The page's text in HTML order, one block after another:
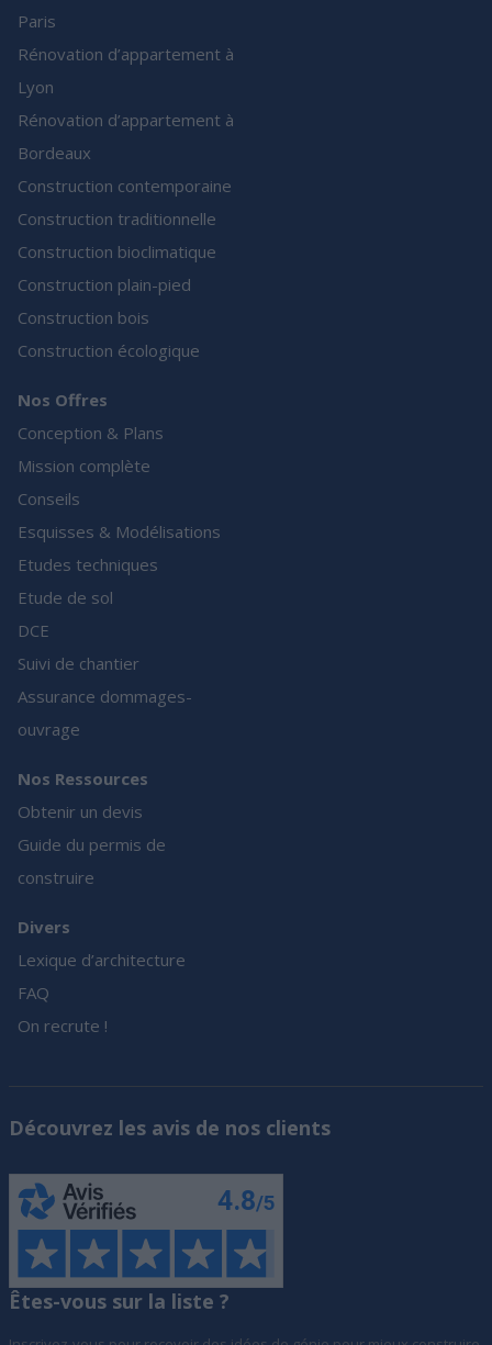
Paris
Rénovation d’appartement à
Lyon
Rénovation d’appartement à
Bordeaux
Construction contemporaine
Construction traditionnelle
Construction bioclimatique
Construction plain-pied
Construction bois
Construction écologique
Nos Offres
Conception & Plans
Mission complète
Conseils
Esquisses & Modélisations
Etudes techniques
Etude de sol
DCE
Suivi de chantier
Assurance dommages-
ouvrage
Nos Ressources
Obtenir un devis
Guide du permis de
construire
Divers
Lexique d’architecture
FAQ
On recrute !
Découvrez les avis de nos clients
Êtes-vous sur la liste ?